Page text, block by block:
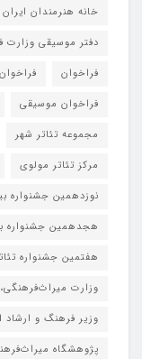
خانه هنرمندان ایران
دفتر موسیقی وزارت
فراخوان
فراخوان موسیقی
مجموعه تئاتر شهر
مرکز تئاتر مولوی
نوزدهمین جشنواره
هجدهمین جشنواره
هفتمین جشنواره
وزارت
وزیر فرهنگ و ارشاد
پژوهشگاه